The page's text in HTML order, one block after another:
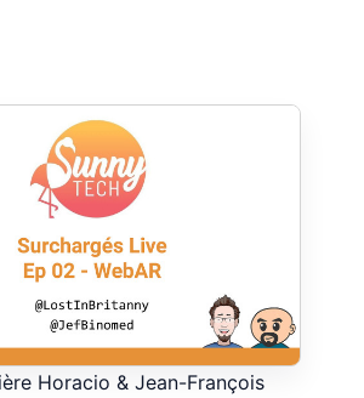
Horacio & Jean-François